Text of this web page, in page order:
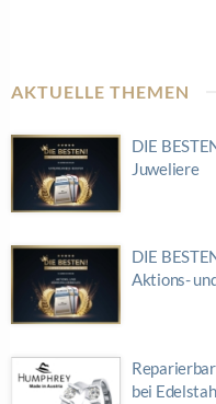
AKTUELLE THEMEN
DIE
Juweliere
DIE
Aktions-
bei